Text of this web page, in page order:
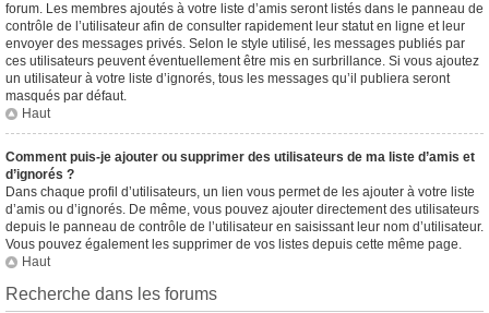
forum. Les membres ajoutés à votre liste d’amis seront listés dans le panneau de
contrôle de l’utilisateur afin de consulter rapidement leur statut en ligne et leur
envoyer des messages privés. Selon le style utilisé, les messages publiés par
ces utilisateurs peuvent éventuellement être mis en surbrillance. Si vous ajoutez
un utilisateur à votre liste d’ignorés, tous les messages qu’il publiera seront
masqués par défaut.
Haut
Comment puis-je ajouter ou supprimer des utilisateurs de ma liste d’amis et
d’ignorés ?
Dans chaque profil d’utilisateurs, un lien vous permet de les ajouter à votre liste
d’amis ou d’ignorés. De même, vous pouvez ajouter directement des utilisateurs
depuis le panneau de contrôle de l’utilisateur en saisissant leur nom d’utilisateur.
Vous pouvez également les supprimer de vos listes depuis cette même page.
Haut
Recherche dans les forums